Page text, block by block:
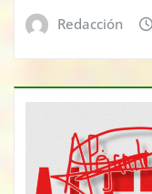
Redacción